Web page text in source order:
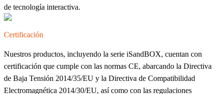
de tecnología interactiva.
Certificación
Nuestros productos, incluyendo la serie iSandBOX, cuentan con
certificación que cumple con las normas CE, abarcando la Directiva
de Baja Tensión 2014/35/EU y la Directiva de Compatibilidad
Electromagnética 2014/30/EU, así como con las regulaciones